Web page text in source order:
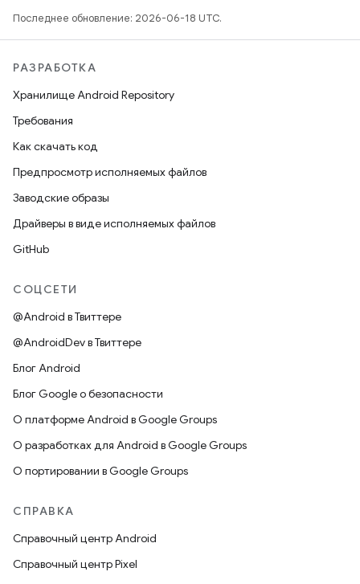
Последнее обновление: 2026-06-18 UTC.
РАЗРАБОТКА
Хранилище Android Repository
Требования
Как скачать код
Предпросмотр исполняемых файлов
Заводские образы
Драйверы в виде исполняемых файлов
GitHub
СОЦСЕТИ
@Android в Твиттере
@AndroidDev в Твиттере
Блог Android
Блог Google о безопасности
О платформе Android в Google Groups
О разработках для Android в Google Groups
О портировании в Google Groups
СПРАВКА
Справочный центр Android
Справочный центр Pixel